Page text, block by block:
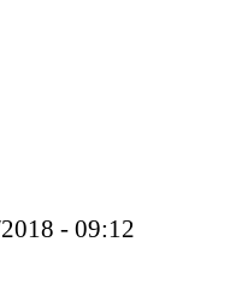
- 09:12